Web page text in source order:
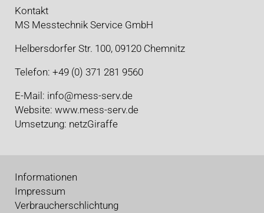
Kontakt
MS Messtechnik Service GmbH
Helbersdorfer Str. 100, 09120 Chemnitz
Telefon: +49 (0) 371 281 9560
E-Mail: info@mess-serv.de
Website: www.mess-serv.de
Umsetzung: netzGiraffe
Informationen
Impressum
Verbraucherschlichtung